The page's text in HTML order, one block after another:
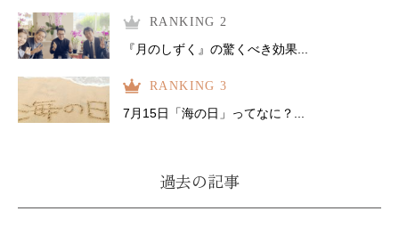
RANKING 2
『月のしずく』の驚くべき効果...
RANKING 3
7月15日「海の日」ってなに？...
過去の記事